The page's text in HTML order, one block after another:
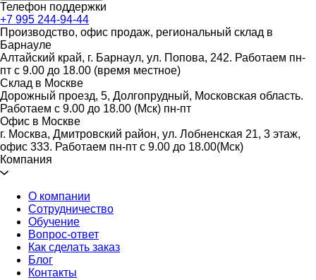
Телефон поддержки
+7 995 244-94-44
Производство, офис продаж, региональный склад в
Барнауле
Алтайский край, г. Барнаул, ул. Попова, 242. Работаем пн-
пт с 9.00 до 18.00 (время местное)
Склад в Москве
Дорожный проезд, 5, Долгопрудный, Московская область.
Работаем с 9.00 до 18.00 (Мск) пн-пт
Офис в Москве
г. Москва, Дмитровский район, ул. Лобненская 21​, 3 этаж,
офис 333. Работаем пн-пт c 9.00 до 18.00(Мск)
Компания
О компании
Сотрудничество
Обучение
Вопрос-ответ
Как сделать заказ
Блог
Контакты